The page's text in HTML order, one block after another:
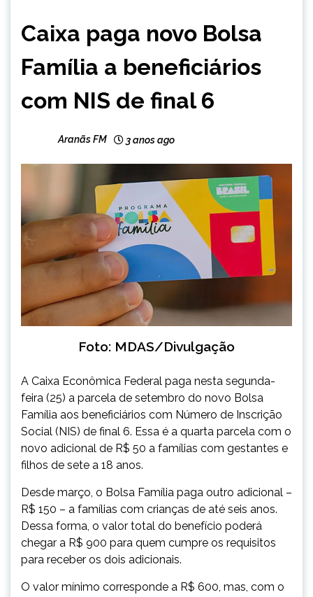
CAPELINHA
GERAIS
Caixa paga novo Bolsa
Família a beneficiários
com NIS de final 6
Aranãs FM 3 anos ago
Foto: MDAS/Divulgação
A Caixa Econômica Federal paga nesta segunda-
feira (25) a parcela de setembro do novo Bolsa
Família aos beneficiários com Número de Inscrição
Social (NIS) de final 6. Essa é a quarta parcela com o
novo adicional de R$ 50 a famílias com gestantes e
filhos de sete a 18 anos.
Desde março, o Bolsa Família paga outro adicional –
R$ 150 – a famílias com crianças de até seis anos.
Dessa forma, o valor total do benefício poderá
chegar a R$ 900 para quem cumpre os requisitos
para receber os dois adicionais.
O valor mínimo corresponde a R$ 600, mas, com o